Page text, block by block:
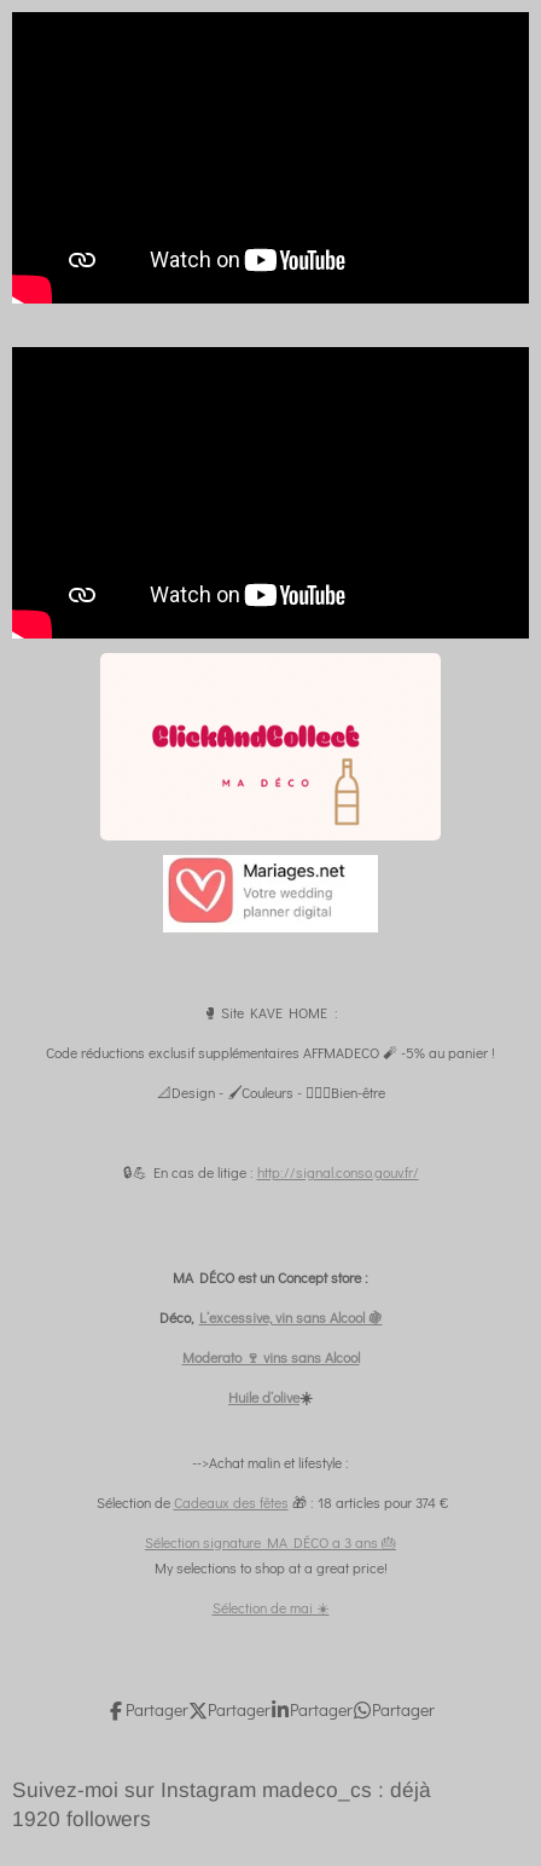
🥊 Site KAVE HOME :
Code réductions exclusif supplémentaires AFFMADECO 🧨 -5% au panier !
📐Design - 🖌️Couleurs - 🧘🏼‍♀️Bien-être
🔒💪 En cas de litige : http://signal.conso.gouv.fr/
MA DÉCO est un Concept store :
Déco, L’excessive, vin sans Alcool 🍇
Moderato 🍷 vins sans Alcool
Huile d’olive☀️
-->Achat malin et lifestyle :
Sélection de Cadeaux des fêtes 🎁 : 18 articles pour 374 €
Sélection signature MA DÉCO a 3 ans 🎂
My selections to shop at a great price!
Sélection de mai ☀️
Partager Partager Partager Partager
Suivez-moi sur Instagram madeco_cs : déjà
1920 followers